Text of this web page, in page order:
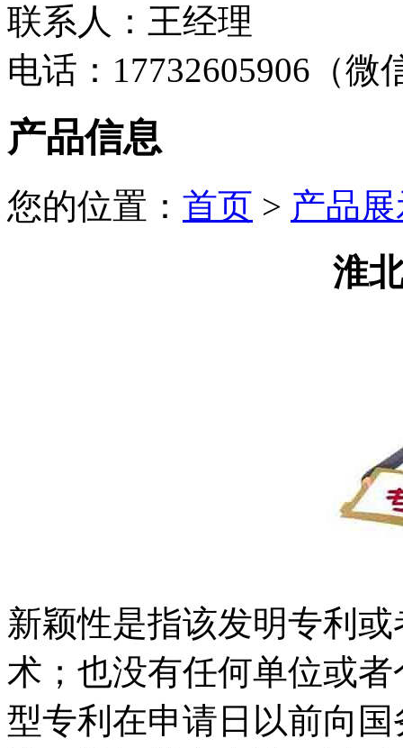
联系人：王经理
电话：17732605906（微
产品信息
您的位置： 首页 > 产品
淮
新颖性是指该发明专利
术；也没有任何单位或
型专利在申请日以前向